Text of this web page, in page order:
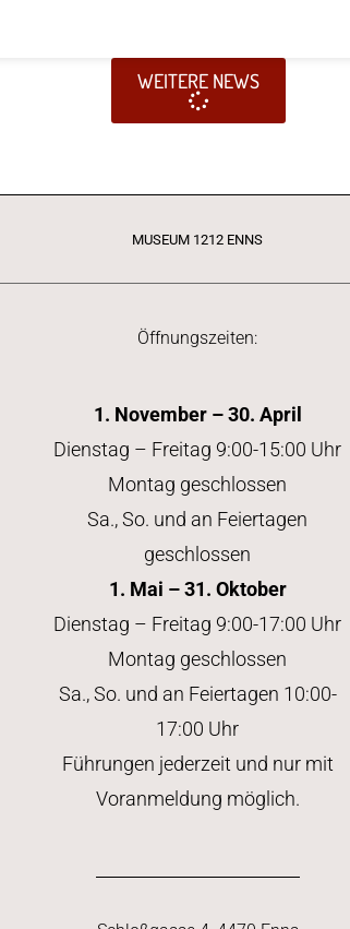
WEITERE NEWS
MUSEUM 1212 ENNS
Öffnungszeiten:
1. November – 30. April
Dienstag – Freitag 9:00-15:00 Uhr
Montag geschlossen
Sa., So. und an Feiertagen
geschlossen
1. Mai – 31. Oktober
Dienstag – Freitag 9:00-17:00 Uhr
Montag geschlossen
Sa., So. und an Feiertagen 10:00-
17:00 Uhr
Führungen jederzeit und nur mit
Voranmeldung möglich.